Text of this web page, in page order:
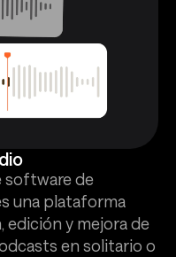
software de
una plataforma
edición y mejora de
en solitario o